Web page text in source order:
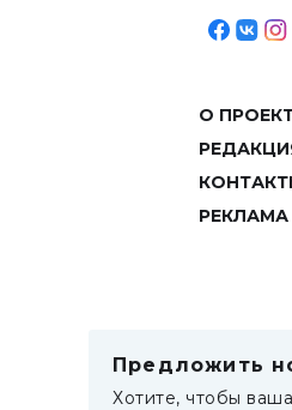
О
РЕКЛАМА
Предложить
Хотите, чтобы